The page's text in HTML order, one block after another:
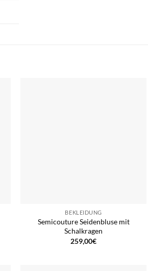
BEKLEIDUNG
Semicouture Seidenbluse mit
Schalkragen
259,00€